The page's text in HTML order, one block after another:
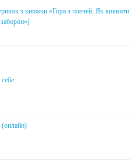
з книжки «Гора з плечей. Як виявити
(онлайн)